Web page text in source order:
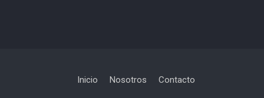
Inicio Nosotros Contacto